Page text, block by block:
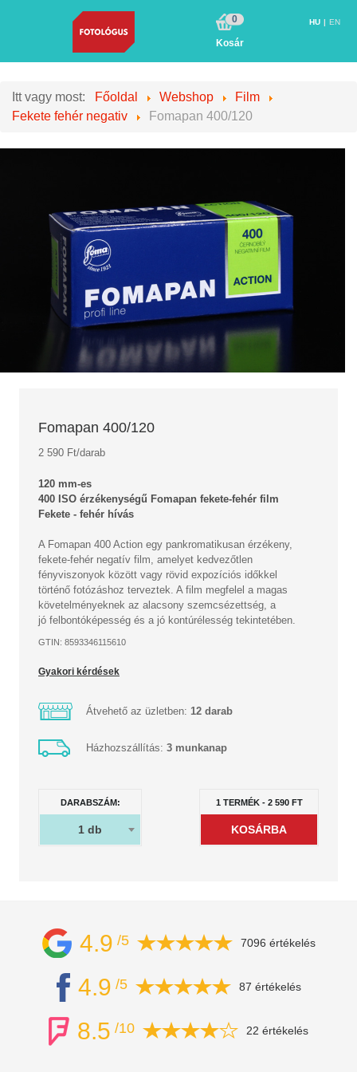
0
Kosár
HU EN
Itt vagy most: Főoldal Webshop
Film
Fekete fehér negativ
Fomapan 400/120
Fomapan 400/120
2 590 Ft/darab
120 mm-es
400 ISO érzékenységű Fomapan fekete-fehér film
Fekete - fehér hívás
A Fomapan 400 Action egy pankromatikusan érzékeny,
fekete-fehér negatív film, amelyet kedvezőtlen
fényviszonyok között vagy rövid expozíciós időkkel
történő fotózáshoz terveztek. A film megfelel a magas
követelményeknek az alacsony szemcsézettség, a
jó felbontóképesség és a jó kontúrélesség tekintetében.
GTIN: 8593346115610
Gyakori kérdések
Átvehető az üzletben: 12 darab
Házhozszállítás: 3 munkanap
DARABSZÁM:
1 db
1 TERMÉK- 2 590FT
4.9 /5 7096 értékelés
4.9 /5 87 értékelés
8.5 /10 22 értékelés